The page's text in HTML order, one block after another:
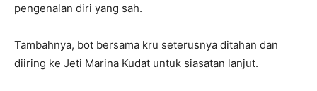
pengenalan diri yang sah.
Tambahnya, bot bersama kru seterusnya ditahan dan
diiring ke Jeti Marina Kudat untuk siasatan lanjut.